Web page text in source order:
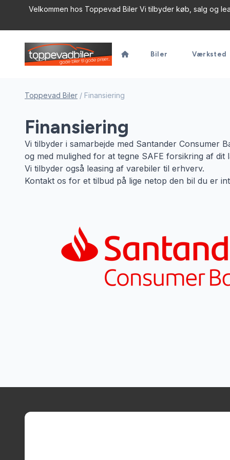
Velkommen hos Toppevad Biler Vi tilbyder køb, salg og
Biler Værksted
Toppevad Biler / Finansiering
Finansiering
Vi tilbyder i samarbejde med Santander Consumer
og med mulighed for at tegne SAFE forsikring af
Vi tilbyder også leasing af varebiler til erhverv.
Kontakt os for et tilbud på lige netop den bil du er